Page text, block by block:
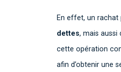
En effet, un rachat
dettes, mais aussi
cette opération
afin d’obtenir une